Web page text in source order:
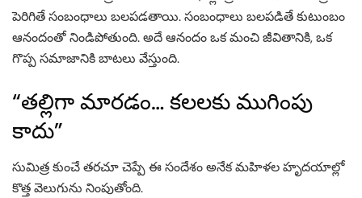
పెరిగితే సంబంధాలు బలపడతాయి. సంబంధాలు బలపడితే కుటుంబం
ఆనందంతో నిండిపోతుంది. అదే ఆనందం ఒక మంచి జీవితానికి, ఒక
గొప్ప సమాజానికి బాటలు వేస్తుంది.
“తల్లిగా మారడం… కలలకు ముగింపు
కాదు”
సుమిత్ర కుంచే తరచూ చెప్పే ఈ సందేశం అనేక మహిళల హృదయాల్లో
కొత్త వెలుగును నింపుతోంది.